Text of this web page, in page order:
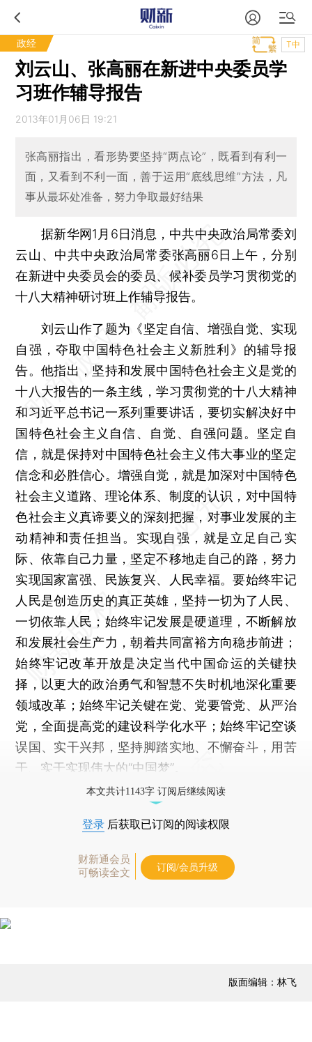
政经 T中
刘云山、张高丽在新进中央委员学
习班作辅导报告
2013年01月06日 19:21
张高丽指出，看形势要坚持“两点论”，既看到有利一
面，又看到不利一面，善于运用“底线思维”方法，凡
事从最坏处准备，努力争取最好结果
据新华网1月6日消息，中共中央政治局常委刘
云山、中共中央政治局常委张高丽6日上午，分别
在新进中央委员会的委员、候补委员学习贯彻党的
十八大精神研讨班上作辅导报告。
刘云山作了题为《坚定自信、增强自觉、实现
自强，夺取中国特色社会主义新胜利》的辅导报
告。他指出，坚持和发展中国特色社会主义是党的
十八大报告的一条主线，学习贯彻党的十八大精神
和习近平总书记一系列重要讲话，要切实解决好中
国特色社会主义自信、自觉、自强问题。坚定自
信，就是保持对中国特色社会主义伟大事业的坚定
信念和必胜信心。增强自觉，就是加深对中国特色
社会主义道路、理论体系、制度的认识，对中国特
色社会主义真谛要义的深刻把握，对事业发展的主
动精神和责任担当。实现自强，就是立足自己实
际、依靠自己力量，坚定不移地走自己的路，努力
实现国家富强、民族复兴、人民幸福。要始终牢记
人民是创造历史的真正英雄，坚持一切为了人民、
一切依靠人民；始终牢记发展是硬道理，不断解放
和发展社会生产力，朝着共同富裕方向稳步前进；
始终牢记改革开放是决定当代中国命运的关键抉
择，以更大的政治勇气和智慧不失时机地深化重要
领域改革；始终牢记关键在党、党要管党、从严治
党，全面提高党的建设科学化水平；始终牢记空谈
误国、实干兴邦，坚持脚踏实地、不懈奋斗，用苦
干、实干实现伟大的“中国梦”。
本文共计1143字 订阅后继续阅读
登录 后获取已订阅的阅读权限
财新通会员
可畅读全文
订阅/会员升级
版面编辑：林飞